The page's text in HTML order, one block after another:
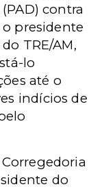
(PAD) contra
o presidente
do TRE/AM,
lo
até o
indícios de
do